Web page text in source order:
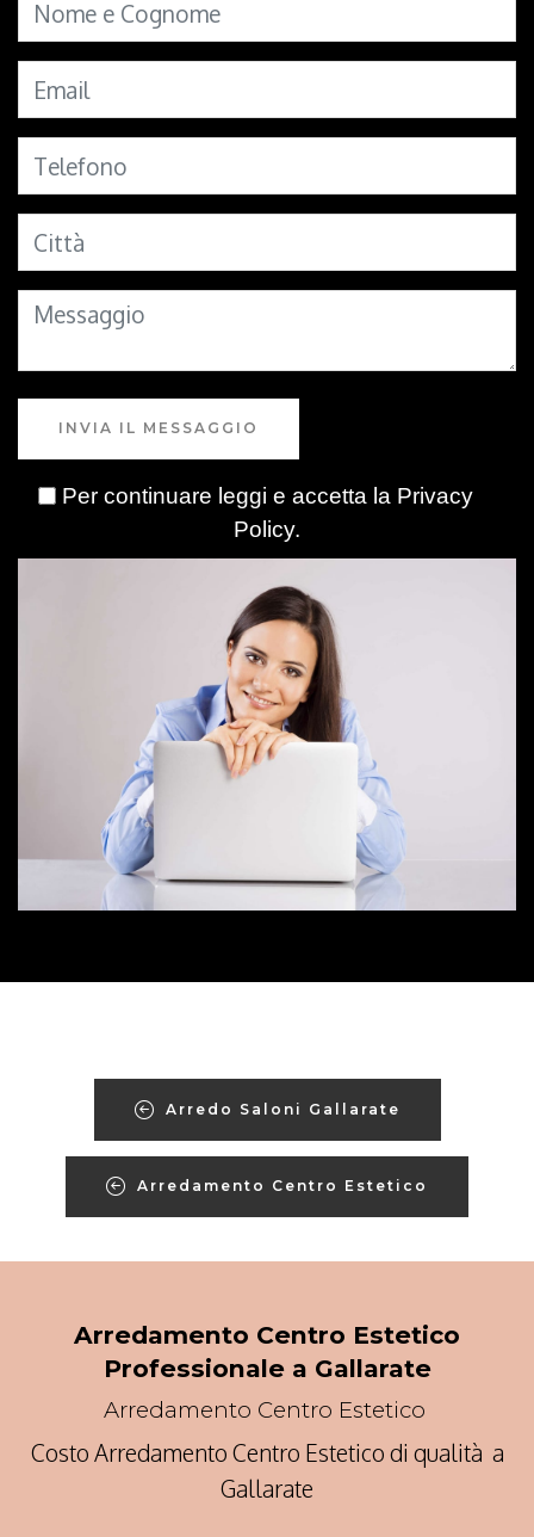
INVIA IL MESSAGGIO
Per continuare leggi e accetta la Privacy
Policy.
Arredo Saloni Gallarate
Arredamento Centro Estetico
Arredamento Centro Estetico
Professionale a Gallarate
Arredamento Centro Estetico
Costo Arredamento Centro Estetico di qualità a
Gallarate